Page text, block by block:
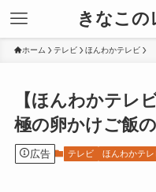
きなこの
ホーム テレビ ほんわかテレビ
【ほんわかテレ
極の卵かけご飯
広告 テレビ ほんわかテレ